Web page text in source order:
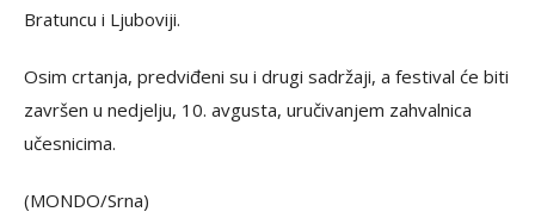
Bratuncu i Ljuboviji.
Osim crtanja, predviđeni su i drugi sadržaji, a festival će biti
završen u nedjelju, 10. avgusta, uručivanjem zahvalnica
učesnicima.
(MONDO/Srna)